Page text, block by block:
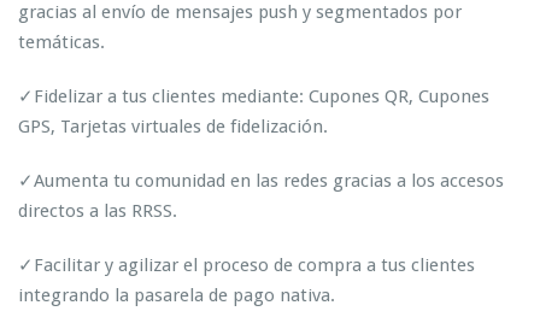
gracias al envío de mensajes push y segmentados por
temáticas.
✓Fidelizar a tus clientes mediante: Cupones QR, Cupones
GPS, Tarjetas virtuales de fidelización.
✓Aumenta tu comunidad en las redes gracias a los accesos
directos a las RRSS.
✓Facilitar y agilizar el proceso de compra a tus clientes
integrando la pasarela de pago nativa.